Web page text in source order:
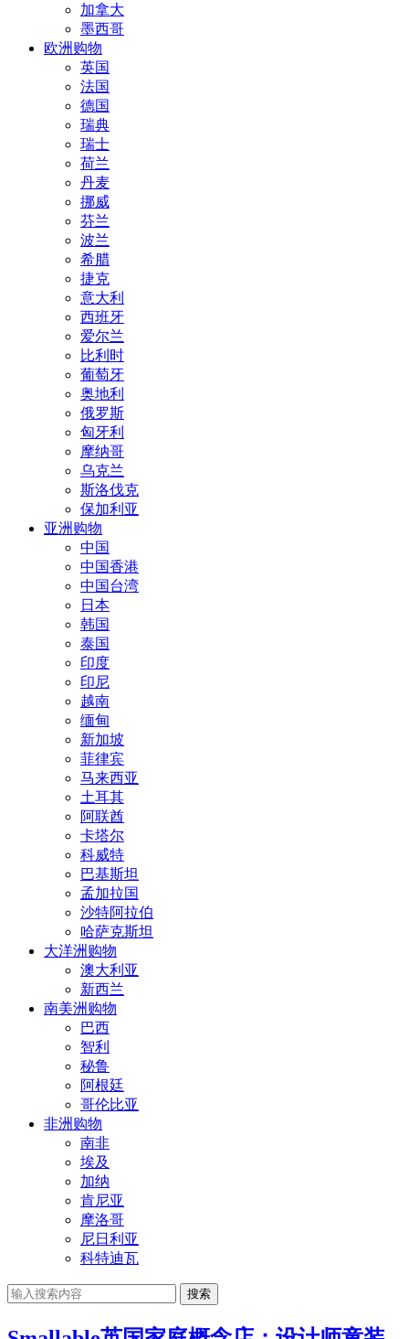
加拿大
墨西哥
欧洲购物
英国
法国
德国
瑞典
瑞士
荷兰
丹麦
挪威
芬兰
波兰
希腊
捷克
意大利
西班牙
爱尔兰
比利时
葡萄牙
奥地利
俄罗斯
匈牙利
摩纳哥
乌克兰
斯洛伐克
保加利亚
亚洲购物
中国
中国香港
中国台湾
日本
韩国
泰国
印度
印尼
越南
缅甸
新加坡
菲律宾
马来西亚
土耳其
阿联酋
卡塔尔
科威特
巴基斯坦
孟加拉国
沙特阿拉伯
哈萨克斯坦
大洋洲购物
澳大利亚
新西兰
南美洲购物
巴西
智利
秘鲁
阿根廷
哥伦比亚
非洲购物
南非
埃及
加纳
肯尼亚
摩洛哥
尼日利亚
科特迪瓦
搜索